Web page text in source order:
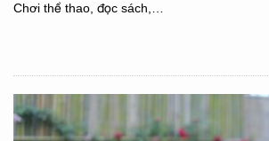
Chơi thể thao, đọc sách,…